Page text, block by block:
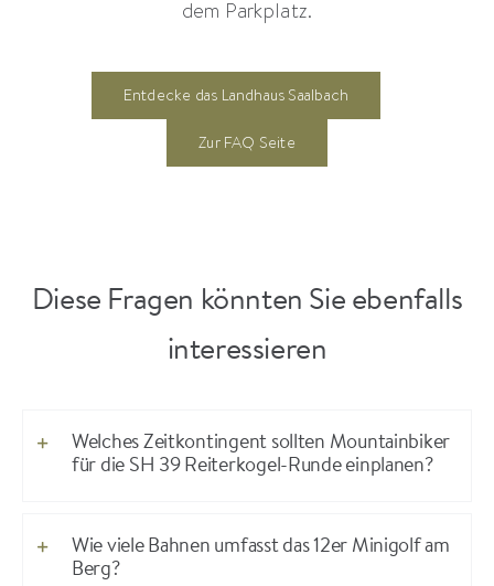
dem Parkplatz.
Entdecke das Landhaus Saalbach
Zur FAQ Seite
Diese Fragen könnten Sie ebenfalls
interessieren
Welches Zeitkontingent sollten Mountainbiker
für die SH 39 Reiterkogel-Runde einplanen?
Wie viele Bahnen umfasst das 12er Minigolf am
Berg?